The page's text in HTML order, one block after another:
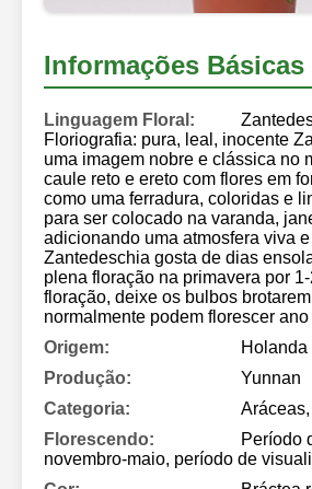
Informações Básicas
Linguagem Floral:
Floriografia: pura, leal, inocente
uma imagem nobre e clássica no
caule reto e ereto com flores em
como uma ferradura, coloridas e
para ser colocado na varanda,
adicionando uma atmosfera viva
Zantedeschia gosta de dias
plena floração na primavera por
floração, deixe os bulbos
normalmente podem florescer
Origem:
Holanda
Produção:
Yunnan
Categoria:
Florescendo:
Período
novembro-maio, período de